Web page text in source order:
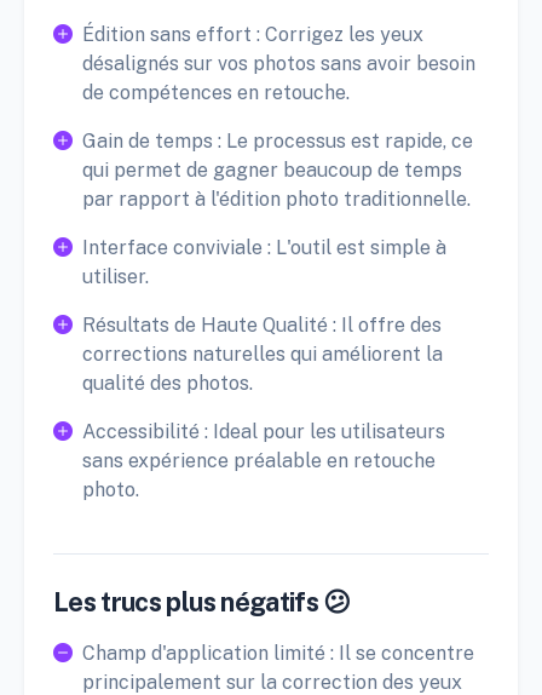
Édition sans effort : Corrigez les yeux
désalignés sur vos photos sans avoir besoin
de compétences en retouche.
Gain de temps : Le processus est rapide, ce
qui permet de gagner beaucoup de temps
par rapport à l'édition photo traditionnelle.
Interface conviviale : L'outil est simple à
utiliser.
Résultats de Haute Qualité : Il offre des
corrections naturelles qui améliorent la
qualité des photos.
Accessibilité : Ideal pour les utilisateurs
sans expérience préalable en retouche
photo.
Les trucs plus négatifs 😕
Champ d'application limité : Il se concentre
principalement sur la correction des yeux